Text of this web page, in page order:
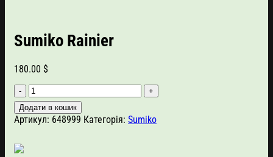
Sumiko Rainier
180.00 $
Sumiko
Rainier
кількість
Додати в кошик
Артикул: 648999 Категорія: Sumiko